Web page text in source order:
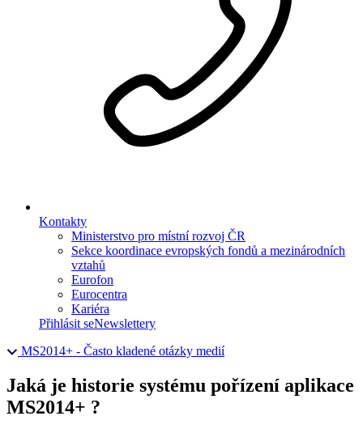
Kontakty
Ministerstvo pro místní rozvoj ČR
Sekce koordinace evropských fondů a mezinárodních
vztahů
Eurofon
Eurocentra
Kariéra
Přihlásit seNewslettery
MS2014+ - Často kladené otázky medií
Jaká je historie systému pořízení aplikace
MS2014+ ?